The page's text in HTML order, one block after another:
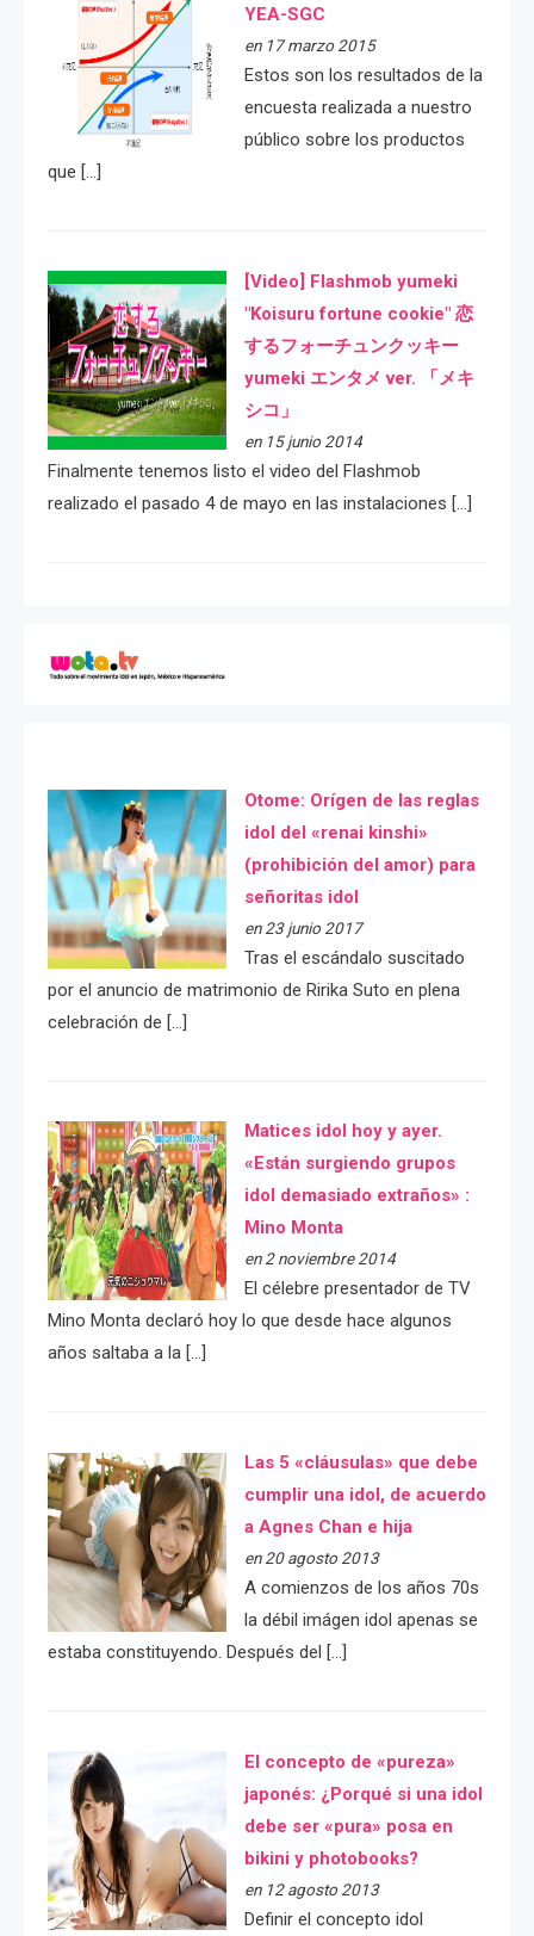
YEA-SGC
en 17 marzo 2015
Estos son los resultados de la
encuesta realizada a nuestro
público sobre los productos
que […]
[Video] Flashmob yumeki
"Koisuru fortune cookie" 恋
するフォーチュンクッキー
yumeki エンタメ ver. 「メキ
シコ」
en 15 junio 2014
Finalmente tenemos listo el video del Flashmob
realizado el pasado 4 de mayo en las instalaciones […]
Otome: Orígen de las reglas
idol del «renai kinshi»
(prohibición del amor) para
señoritas idol
en 23 junio 2017
Tras el escándalo suscitado
por el anuncio de matrimonio de Ririka Suto en plena
celebración de […]
Matices idol hoy y ayer.
«Están surgiendo grupos
idol demasiado extraños» :
Mino Monta
en 2 noviembre 2014
El célebre presentador de TV
Mino Monta declaró hoy lo que desde hace algunos
años saltaba a la […]
Las 5 «cláusulas» que debe
cumplir una idol, de acuerdo
a Agnes Chan e hija
en 20 agosto 2013
A comienzos de los años 70s
la débil imágen idol apenas se
estaba constituyendo. Después del […]
El concepto de «pureza»
japonés: ¿Porqué si una idol
debe ser «pura» posa en
bikini y photobooks?
en 12 agosto 2013
Definir el concepto idol